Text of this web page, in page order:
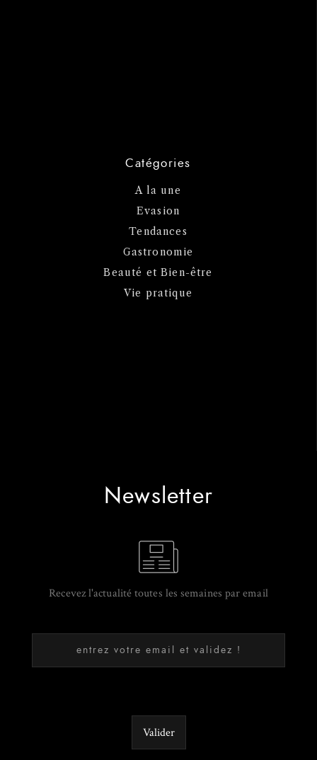
Catégories
A la une
Evasion
Tendances
Gastronomie
Beauté et Bien-être
Vie pratique
Newsletter
Recevez l'actualité toutes les semaines par email